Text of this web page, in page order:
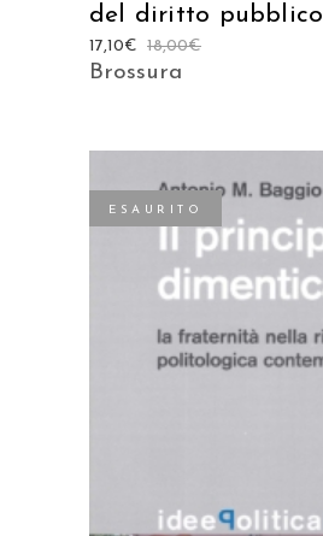
del diritto pubblico
18,00€
17,10€
Brossura
ESAURITO